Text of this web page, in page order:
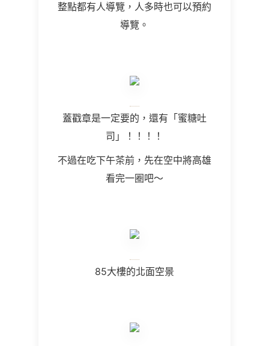
整點都有人導覽，人多時也可以預約
導覽。
蓋戳章是一定要的，還有「蜜糖吐
司」！！！！
不過在吃下午茶前，先在空中將高雄
看完一圈吧～
85大樓的北面空景